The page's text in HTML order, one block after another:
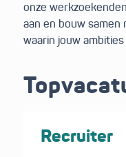
onze
aan en bouw
waarin jouw
Recruiter